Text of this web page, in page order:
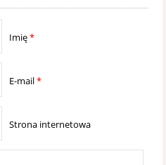
Imię*
E-mail*
Strona internetowa